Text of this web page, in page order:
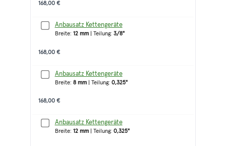
168,00 €
Anbausatz Kettengeräte
Breite: 12 mm | Teilung: 3/8"
168,00 €
Anbausatz Kettengeräte
Breite: 8 mm | Teilung: 0,325"
168,00 €
Anbausatz Kettengeräte
Breite: 12 mm | Teilung: 0,325"